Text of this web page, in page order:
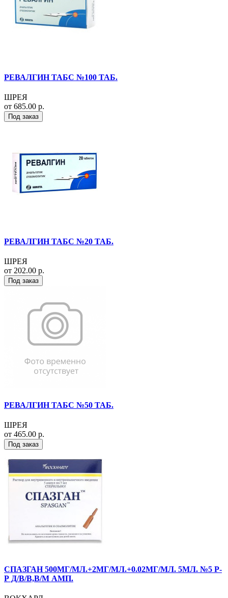
РЕВАЛГИН ТАБС №100 ТАБ.
ШРЕЯ
от 685.00 р.
Под заказ
РЕВАЛГИН ТАБС №20 ТАБ.
ШРЕЯ
от 202.00 р.
Под заказ
РЕВАЛГИН ТАБС №50 ТАБ.
ШРЕЯ
от 465.00 р.
Под заказ
СПАЗГАН 500МГ/МЛ.+2МГ/МЛ.+0.02МГ/МЛ. 5МЛ. №5 Р-
Р Д/В/В,В/М АМП.